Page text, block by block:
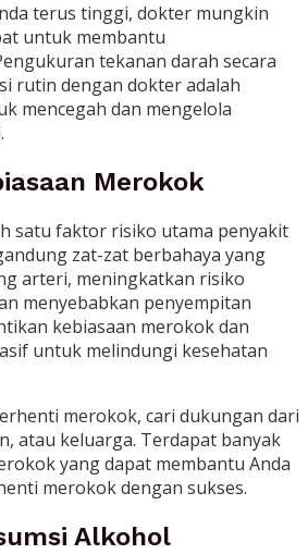
terus tinggi, dokter mungkin
untuk membantu
tekanan darah secara
rutin dengan dokter adalah
mencegah dan mengelola
Merokok
satu faktor risiko utama penyakit
zat-zat berbahaya yang
arteri, meningkatkan risiko
menyebabkan penyempitan
kebiasaan merokok dan
untuk melindungi kesehatan
merokok, cari dukungan dari
atau keluarga. Terdapat banyak
yang dapat membantu Anda
merokok dengan sukses.
Alkohol